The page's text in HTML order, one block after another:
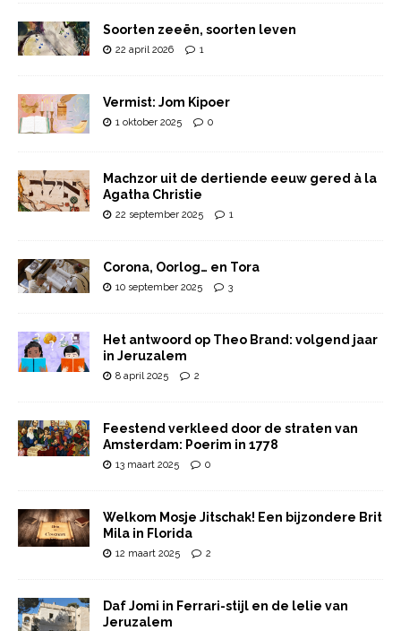
Soorten zeeën, soorten leven
22 april 2026 1
Vermist: Jom Kipoer
1 oktober 2025 0
Machzor uit de dertiende eeuw gered à la
Agatha Christie
22 september 2025 1
Corona, Oorlog… en Tora
10 september 2025 3
Het antwoord op Theo Brand: volgend jaar
in Jeruzalem
8 april 2025 2
Feestend verkleed door de straten van
Amsterdam: Poerim in 1778
13 maart 2025 0
Welkom Mosje Jitschak! Een bijzondere Brit
Mila in Florida
12 maart 2025 2
Daf Jomi in Ferrari-stijl en de lelie van
Jeruzalem